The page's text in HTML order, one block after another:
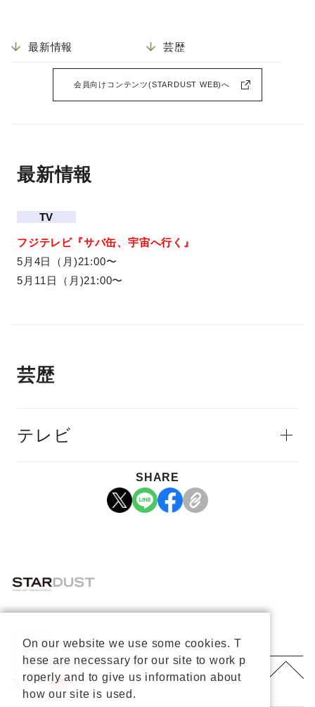
最新情報 芸歴
会員向けコンテンツ(STARDUST WEB)へ
最新情報
TV
フジテレビ『サバ缶、宇宙へ行く』
5月4日（月)21:00〜
5月11日（月)21:00〜
芸歴
テレビ
SHARE
プライバシーポリシー
重要なお知らせ
お問い合わせ
About Us
公式X
公式Youtube
On our website we use some cookies. T
hese are necessary for our site to work p
roperly and to give us information about
how our site is used.